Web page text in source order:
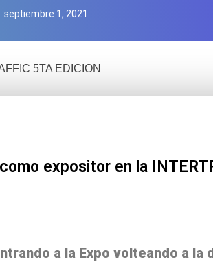
septiembre 1, 2021
expositor en la
a la Expo volteando a la